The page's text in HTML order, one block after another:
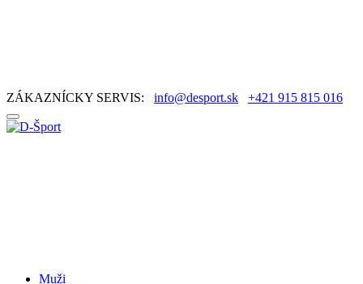
ZÁKAZNÍCKY SERVIS: info@desport.sk +421 915 815 016
Muži